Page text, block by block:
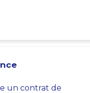
un contrat de